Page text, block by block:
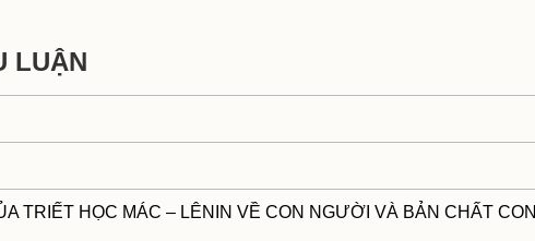
LUẬN
TRIẾT HỌC MÁC – LÊNIN VỀ CON NGƯỜI VÀ BẢN CHẤT CON